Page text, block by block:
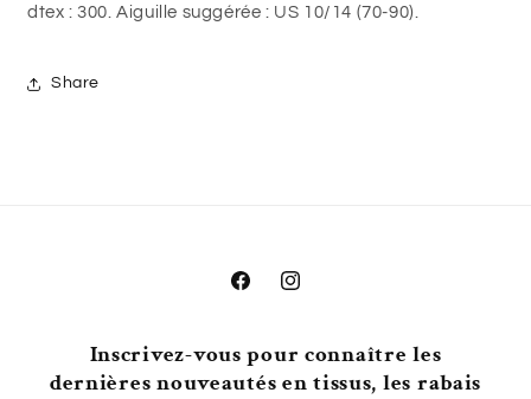
dtex : 300. Aiguille suggérée : US 10/14 (70-90).
Share
FacebookInstagram
Inscrivez-vous pour connaître les
dernières nouveautés en tissus, les rabais